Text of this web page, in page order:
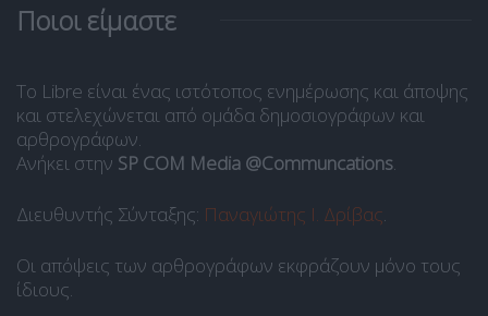
Ποιοι είμαστε
Το Libre είναι ένας ιστότοπος ενημέρωσης και άποψης
και στελεχώνεται από ομάδα δημοσιογράφων και
αρθρογράφων.
Ανήκει στην SP COM Media @Communcations.
Διευθυντής Σύνταξης: Παναγιώτης Ι. Δρίβας.
Οι απόψεις των αρθρογράφων εκφράζουν μόνο τους
ίδιους.